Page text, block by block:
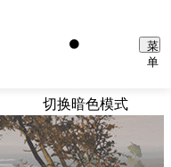
切换暗色模式
菜
单